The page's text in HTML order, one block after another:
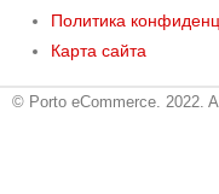
Политика
Карта сайта
© Porto eCommerce. 2022.